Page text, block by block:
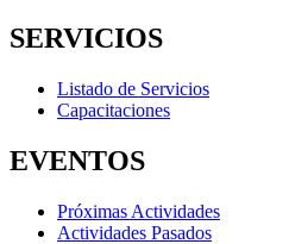
SERVICIOS
Listado de Servicios
Capacitaciones
EVENTOS
Próximas Actividades
Actividades Pasados